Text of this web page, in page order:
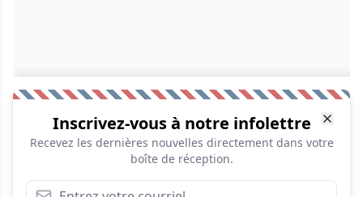
Inscrivez-vous à notre infolettre
Recevez les dernières nouvelles directement dans votre
boîte de réception.